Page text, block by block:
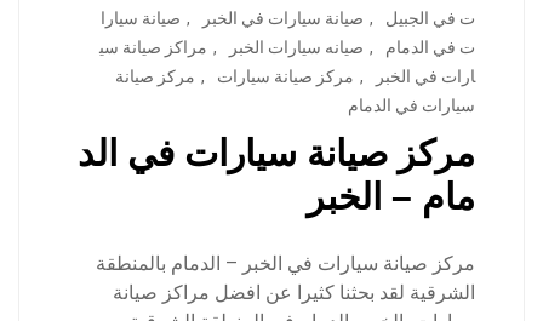
ت في الجبيل
, صيانة سيارات في الخبر , صيانة سيارا
ت في الدمام
, صيانه سيارات الخبر , مراكز صيانة سي
ارات في الخبر
, مركز صيانة سيارات , مركز صيانة
سيارات في الدمام
مركز صيانة سيارات في الد
مام – الخبر
مركز صيانة سيارات في الخبر – الدمام بالمنطقة
الشرقية لقد بحثنا كثيرا عن افضل مراكز صيانة